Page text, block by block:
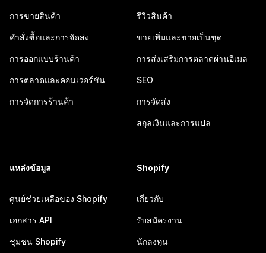
การขายสินค้า
คำสั่งซื้อและการจัดส่ง
การออกแบบร้านค้า
การตลาดและคอนเวอร์ชัน
การจัดการร้านค้า
รีวิวสินค้า
ขายเพิ่มและขายเป็นชุด
การส่งเสริมการตลาดผ่านอีเมล
SEO
การจัดส่ง
สกุลเงินและการแปล
แหล่งข้อมูล
ศูนย์ช่วยเหลือของ Shopify
เอกสาร API
ชุมชน Shopify
Shopify
เกี่ยวกับ
รับสมัครงาน
นักลงทุน